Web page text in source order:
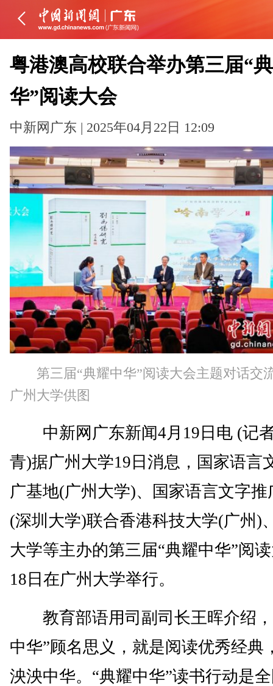
粤港澳高校联合举办第三届“
华”阅读大会
中新网广东 | 2025年04月22日 12:09
第三届“典耀中华”阅读大会主题对话交
广州大学供图
中新网广东新闻4月19日电 (记
青)据广州大学19日消息，国家语言
广基地(广州大学)、国家语言文字推
(深圳大学)联合香港科技大学(广州)
大学等主办的第三届“典耀中华”阅
18日在广州大学举行。
教育部语用司副司长王晖介绍，
中华”顾名思义，就是阅读优秀经典
泱泱中华。“典耀中华”读书行动是